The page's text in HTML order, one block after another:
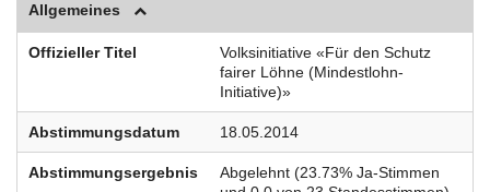
Allgemeines
Offizieller Titel
Volksinitiative «Für den Schutz
fairer Löhne (Mindestlohn-
Initiative)»
Abstimmungsdatum 18.05.2014
Abstimmungsergebnis
Abgelehnt (23.73% Ja-Stimmen